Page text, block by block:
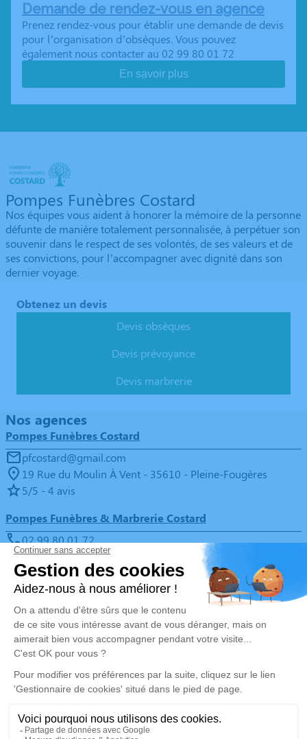
Demande de rendez-vous en agence
Prenez rendez-vous pour établir une demande de devis
pour l’organisation d’obsèques. Vous pouvez
également nous contacter au 02 99 80 01 72
En savoir plus
Pompes Funèbres Costard
Nos équipes vous aident à honorer la mémoire de la personne
défunte de manière totalement personnalisée, à perpétuer son
souvenir dans le respect de ses volontés, de ses valeurs et de
ses convictions, pour l’accompagner avec dignité dans son
dernier voyage.
Obtenez un devis
Devis obsèques
Devis prévoyance
Devis marbrerie
Nos agences
Pompes Funèbres Costard
pfcostard@gmail.com
19 Rue du Moulin À Vent - 35610 - Pleine-Fougères
5/5 - 4 avis
Pompes Funèbres & Marbrerie Costard
02 99 80 01 72
pfcostard@gmail.com
10 Place de l'Église - 35120 - La Boussac
4.9/5 - 65 avis
Nos Services
Organiser des obsèques
Monuments funéraires
Services aux familles
Liens utiles
Avis de décès
Demande de rendez-vous en
Nos réseaux sociaux
Politique de traitement des données personnelles